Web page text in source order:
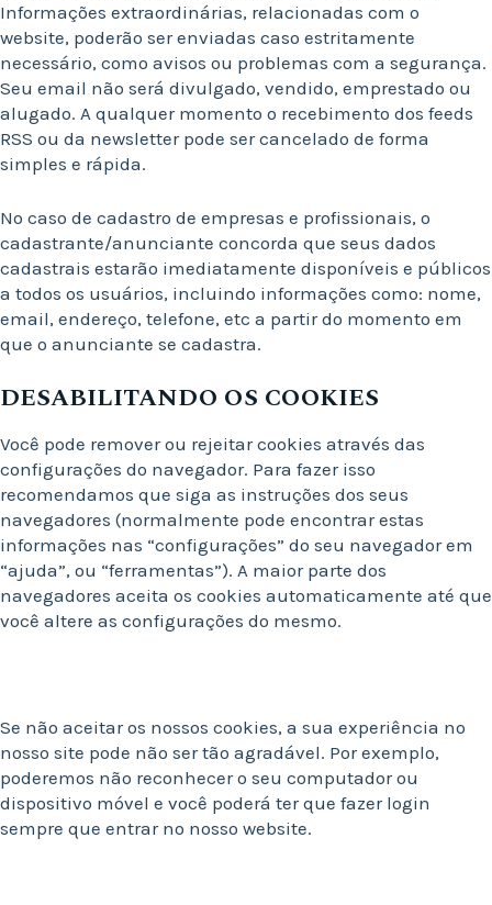
Informações extraordinárias, relacionadas com o
website, poderão ser enviadas caso estritamente
necessário, como avisos ou problemas com a segurança.
Seu email não será divulgado, vendido, emprestado ou
alugado. A qualquer momento o recebimento dos feeds
RSS ou da newsletter pode ser cancelado de forma
simples e rápida.
No caso de cadastro de empresas e profissionais, o
cadastrante/anunciante concorda que seus dados
cadastrais estarão imediatamente disponíveis e públicos
a todos os usuários, incluindo informações como: nome,
email, endereço, telefone, etc a partir do momento em
que o anunciante se cadastra.
DESABILITANDO OS COOKIES
Você pode remover ou rejeitar cookies através das
configurações do navegador. Para fazer isso
recomendamos que siga as instruções dos seus
navegadores (normalmente pode encontrar estas
informações nas “configurações” do seu navegador em
“ajuda”, ou “ferramentas”). A maior parte dos
navegadores aceita os cookies automaticamente até que
você altere as configurações do mesmo.
Se não aceitar os nossos cookies, a sua experiência no
nosso site pode não ser tão agradável. Por exemplo,
poderemos não reconhecer o seu computador ou
dispositivo móvel e você poderá ter que fazer login
sempre que entrar no nosso website.